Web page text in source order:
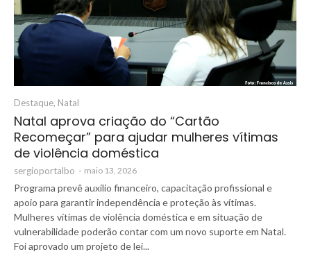
Destaque, Natal
Natal aprova criação do “Cartão
Recomeçar” para ajudar mulheres vítimas
de violência doméstica
sergioportalbo - maio 13, 2026
Programa prevê auxílio financeiro, capacitação profissional e
apoio para garantir independência e proteção às vítimas.
Mulheres vítimas de violência doméstica e em situação de
vulnerabilidade poderão contar com um novo suporte em Natal.
Foi aprovado um projeto de lei...